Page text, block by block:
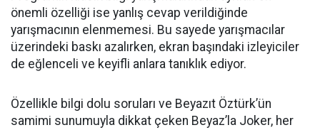
önemli özelliği ise yanlış cevap verildiğinde
yarışmacının elenmemesi. Bu sayede yarışmacılar
üzerindeki baskı azalırken, ekran başındaki izleyiciler
de eğlenceli ve keyifli anlara tanıklık ediyor.
Özellikle bilgi dolu soruları ve Beyazıt Öztürk’ün
samimi sunumuyla dikkat çeken Beyaz’la Joker, her